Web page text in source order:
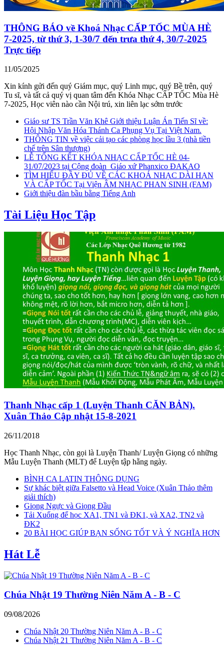
THÔNG BÁO về Khoá Nhạc CẤP TỐC MÙA HÈ
7-2025, từ thứ 3, 1-30/7 đến trưa thứ 4, 30/7-2025
Trực tiếp
11/05/2025
Xin kính gửi đến quý Giám mục, quý Linh mục, quý Bề trên, quý
Tu sĩ, và tất cả quý vị quan tâm đến Khóa Nhạc CẤP TỐC Mùa Hè
7-2025, Học viên nào cần Nội trú, xin liên lạc sớm trước
Giáo sư TS Trần Văn Khê Giới thiệu Luận Án Tiến Sĩ về:
Hội Nhập Văn Hóa Thánh Ca Phụng Vụ Tại Việt Nam.
THÔNG TIN về việc cải tạo các phòng học lầu 3 (nhà tiền
chế trên Sân thượng)
LỄ TỔNG KẾT KHÓA NHẠC CẤP TỐC HÈ 04-
31/07/2023 tại Cộng đoàn_Giáo xứ Phanxico ĐAKAO
TÌM HIỂU ĐẦY ĐỦ VỀ CÁC KHOÁ NHẠC DÀI HẠN
VÀ CẤP TỐC Tại Viện ÂM NHẠC PHAN SINH (FAM)
Giới thiệu đàn bầu bằng Tiếng Anh
Tài Liệu Học Tập
Thanh Nhạc cấp 1 (Luyện Thanh CĂN BẢN).
Xuân Thảo Cập nhật 15-8-2021
26/11/2018
Học Thanh Nhạc, còn gọi là Luyện Thanh/ Luyện Giọng có những
Mẫu Luyện Thanh (MLT) để Luyện tập hằng ngày.
BÌNH CA LATIN THÔNG DỤNG
Sự khác biệt giữa Falsetto và Head Voice (Xuân Thảo thêm
giải thích)
Giọng Ngực và Giọng Đầu
Tải Xuống để học XA1, TN1 và ĐK1, và XA2, TN2 và
ĐK2
20 BÀI HỌC GIÚP BẠN SỐNG TỐT VÀ Ý NGHĨA HƠN
Hát Lễ
Chúa Nhật 19 Thường Niên Năm A - B - C
09/08/2026
Chúa Nhật 20 Thường Niên Năm A - B - C
Chúa Nhật 21 Thường Niên Năm A - B - C